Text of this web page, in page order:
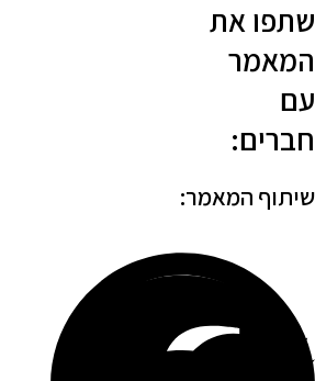
את
המאמר: